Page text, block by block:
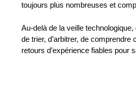
toujours plus nombreuses et
Au-delà de la veille
de trier, d’arbitrer, de comprendre
retours d’expérience fiables pour